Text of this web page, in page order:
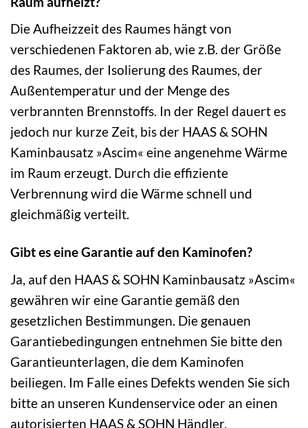
Die Aufheizzeit des Raumes hängt von
verschiedenen Faktoren ab, wie z.B. der Größe
des Raumes, der Isolierung des Raumes, der
Außentemperatur und der Menge des
verbrannten Brennstoffs. In der Regel dauert es
jedoch nur kurze Zeit, bis der HAAS & SOHN
Kaminbausatz »Ascim« eine angenehme Wärme
im Raum erzeugt. Durch die effiziente
Verbrennung wird die Wärme schnell und
gleichmäßig verteilt.
Gibt es eine Garantie auf den Kaminofen?
Ja, auf den HAAS & SOHN Kaminbausatz »Ascim«
gewähren wir eine Garantie gemäß den
gesetzlichen Bestimmungen. Die genauen
Garantiebedingungen entnehmen Sie bitte den
Garantieunterlagen, die dem Kaminofen
beiliegen. Im Falle eines Defekts wenden Sie sich
bitte an unseren Kundenservice oder an einen
autorisierten HAAS & SOHN Händler.